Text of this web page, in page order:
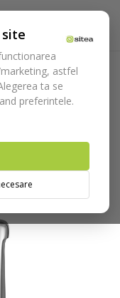
astfel
ta se
preferintele.
Departator
website-ul